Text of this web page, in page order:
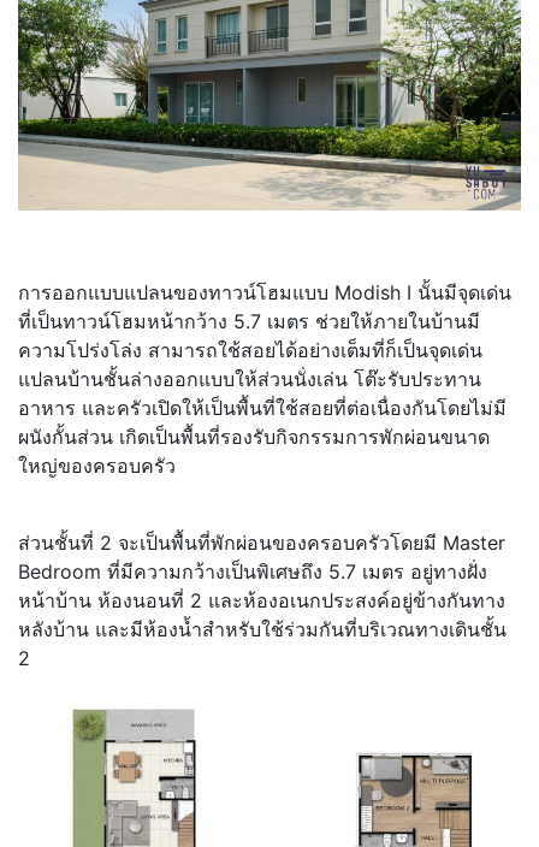
การออกแบบแปลนของทาวน์โฮมแบบ Modish I นั้นมีจุดเด่น
ที่เป็นทาวน์โฮมหน้ากว้าง 5.7 เมตร ช่วยให้ภายในบ้านมี
ความโปร่งโล่ง สามารถใช้สอยได้อย่างเต็มที่ก็เป็นจุดเด่น
แปลนบ้านชั้นล่างออกแบบให้ส่วนนั่งเล่น โต๊ะรับประทาน
อาหาร และครัวเปิดให้เป็นพื้นที่ใช้สอยที่ต่อเนื่องกันโดยไม่มี
ผนังกั้นส่วน เกิดเป็นพื้นที่รองรับกิจกรรมการพักผ่อนขนาด
ใหญ่ของครอบครัว
ส่วนชั้นที่ 2 จะเป็นพื้นที่พักผ่อนของครอบครัวโดยมี Master
Bedroom ที่มีความกว้างเป็นพิเศษถึง 5.7 เมตร อยู่ทางฝั่ง
หน้าบ้าน ห้องนอนที่ 2 และห้องอเนกประสงค์อยู่ข้างกันทาง
หลังบ้าน และมีห้องน้ำสำหรับใช้ร่วมกันที่บริเวณทางเดินชั้น
2